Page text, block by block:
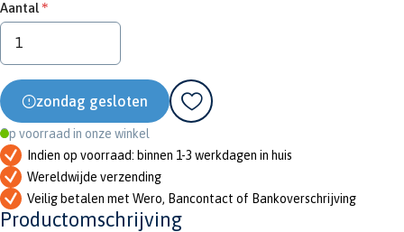
Aantal
zondag gesloten
Op voorraad in onze winkel
Indien op voorraad: binnen 1-3 werkdagen in huis
Wereldwijde verzending
Veilig betalen met Wero, Bancontact of Bankoverschrijving
Productomschrijving